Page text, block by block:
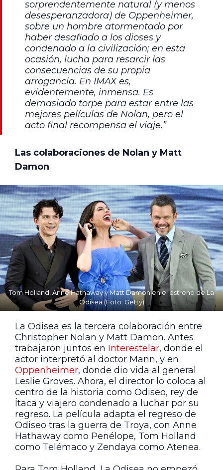
sorprendentemente natural (y menos
desesperanzadora) de Oppenheimer,
sobre un hombre atormentado por
haber desafiado a los dioses y
condenado a la civilización; en esta
ocasión, lucha para resarcir las
consecuencias de su propia
arrogancia. En IMAX es,
evidentemente, inmensa. Es
demasiado torpe para estar entre las
mejores películas de Nolan, pero el
acto final recompensa el viaje.”
Las colaboraciones de Nolan y Matt
Damon
Tom Holland, Anne Hathaway y Matt Damon en el estreno de La
Odisea (Foto: Getty)
La Odisea es la tercera colaboración entre
Christopher Nolan y Matt Damon. Antes
trabajaron juntos en Interestelar, donde el
actor interpretó al doctor Mann, y en
Oppenheimer, donde dio vida al general
Leslie Groves. Ahora, el director lo coloca al
centro de la historia como Odiseo, rey de
Ítaca y viajero condenado a luchar por su
regreso. La película adapta el regreso de
Odiseo tras la guerra de Troya, con Anne
Hathaway como Penélope, Tom Holland
como Telémaco y Zendaya como Atenea.